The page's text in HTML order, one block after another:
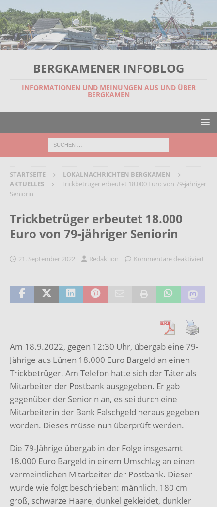
BERGKAMENER INFOBLOG
INFORMATIONEN UND MEINUNGEN AUS UND ÜBER
BERGKAMEN
STARTSEITE
LOKALNACHRICHTEN BERGKAMEN
AKTUELLES
Trickbetrüger erbeutet 18.000 Euro von 79-jähriger
Seniorin
Trickbetrüger erbeutet 18.000
Euro von 79-jähriger Seniorin
21. September 2022 Redaktion Kommentare deaktiviert
Am 18.9.2022, gegen 12:30 Uhr, übergab eine 79-
Jährige aus Lünen 18.000 Euro Bargeld an einen
Trickbetrüger. Am Telefon hatte sich der Täter als
Mitarbeiter der Postbank ausgegeben. Er gab
gegenüber der Seniorin an, es sei durch eine
Mitarbeiterin der Bank Falschgeld heraus gegeben
worden. Dieses müsse nun überprüft werden.
Die 79-Jährige übergab in der Folge insgesamt
18.000 Euro Bargeld in einem Umschlag an einen
vermeintlichen Mitarbeiter der Postbank. Dieser
wurde wie folgt beschrieben: männlich, 180 cm
groß, schwarze Haare, dunkel gekleidet, dunkler